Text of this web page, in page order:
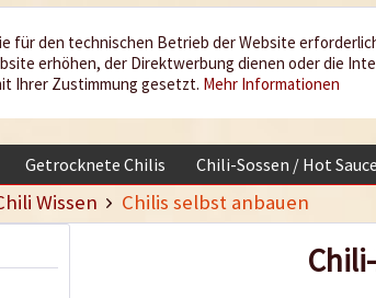
Wir würzen
Ihr Leben
Getrocknete Chilis Chili-Sossen / Hot Sauce
Wissen Chilis selbst anbauen
für den technischen Betrieb der Website
erhöhen, der Direktwerbung dienen oder die
Ihrer Zustimmung gesetzt. Mehr Informationen